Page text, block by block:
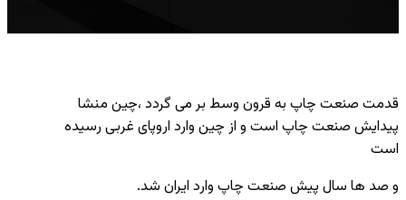
قدمت صنعت چاپ به قرون وسط بر می گردد ،چین منشا
پیدایش صنعت چاپ است و از چین وارد اروپای غربی رسیده
است
و صد ها سال پیش صنعت چاپ وارد ایران شد.